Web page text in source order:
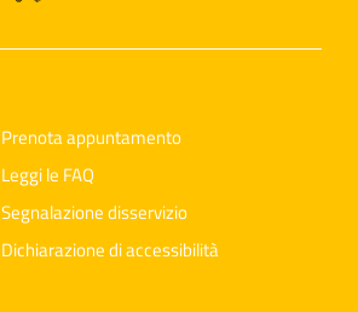
Prenota appuntamento
Leggi le FAQ
Segnalazione disservizio
Dichiarazione di accessibilità